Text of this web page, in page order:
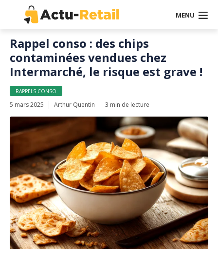
MENU
Rappel conso : des chips
contaminées vendues chez
Intermarché, le risque est grave !
RAPPELS CONSO
5 mars 2025 Arthur Quentin 3 min de lecture